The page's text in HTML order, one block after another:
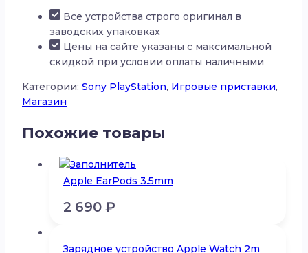
устройство
PlayStation
Portal
Все устройства строго оригинал в
заводских упаковках
Цены на сайте указаны с максимальной
скидкой при условии оплаты наличными
Категории: Sony PlayStation, Игровые приставки,
Магазин
Похожие товары
Apple EarPods 3.5mm
2 690 ₽
Зарядное устройство Apple Watch 2m